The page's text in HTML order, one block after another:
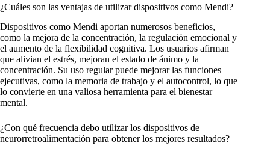
¿Cuáles son las ventajas de utilizar dispositivos como Mendi?
Dispositivos como Mendi aportan numerosos beneficios,
como la mejora de la concentración, la regulación emocional y
el aumento de la flexibilidad cognitiva. Los usuarios afirman
que alivian el estrés, mejoran el estado de ánimo y la
concentración. Su uso regular puede mejorar las funciones
ejecutivas, como la memoria de trabajo y el autocontrol, lo que
lo convierte en una valiosa herramienta para el bienestar
mental.
¿Con qué frecuencia debo utilizar los dispositivos de
neurorretroalimentación para obtener los mejores resultados?